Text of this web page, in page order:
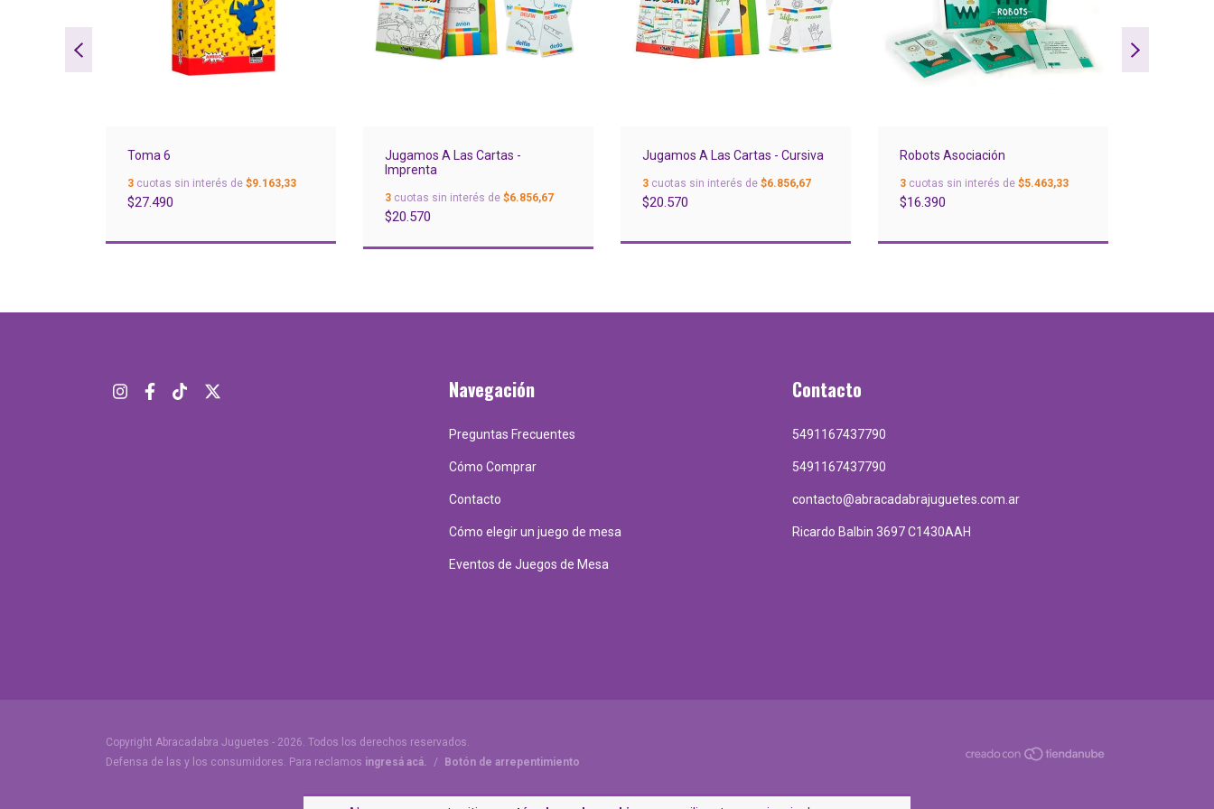
Toma 6
3 cuotas sin interés de $9.163,33
$27.490
Jugamos A Las Cartas -
Imprenta
3 cuotas sin interés de $6.856,67
$20.570
Jugamos A Las Cartas - Cursiva
3 cuotas sin interés de $6.856,67
$20.570
Robots Asociación
3 cuotas sin interés de $5.463,33
$16.390
Navegación
Preguntas Frecuentes
Cómo Comprar
Contacto
Cómo elegir un juego de mesa
Eventos de Juegos de Mesa
Contacto
5491167437790
5491167437790
contacto@abracadabrajuguetes.com.ar
Ricardo Balbin 3697 C1430AAH
Copyright Abracadabra Juguetes - 2026. Todos los derechos reservados.
Defensa de las y los consumidores. Para reclamos ingresá acá. / Botón de arrepentimiento